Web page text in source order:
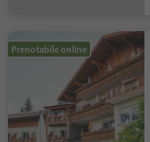
Prenotabile online